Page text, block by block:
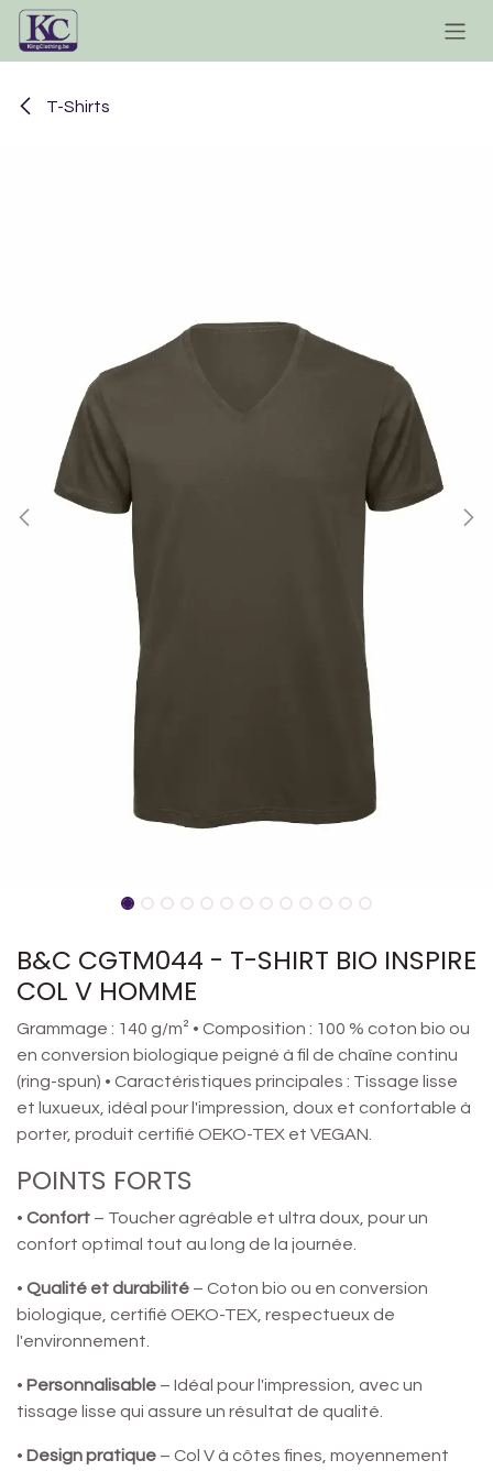
Se rendre au contenu
T-Shirts
B&C CGTM044 - T-SHIRT BIO INSPIRE
COL V HOMME
Grammage : 140 g/m² • Composition : 100 % coton bio ou
en conversion biologique peigné à fil de chaîne continu
(ring-spun) • Caractéristiques principales : Tissage lisse
et luxueux, idéal pour l'impression, doux et confortable à
porter, produit certifié OEKO-TEX et VEGAN.
POINTS FORTS
• Confort – Toucher agréable et ultra doux, pour un
confort optimal tout au long de la journée.
• Qualité et durabilité – Coton bio ou en conversion
biologique, certifié OEKO-TEX, respectueux de
l'environnement.
• Personnalisable – Idéal pour l'impression, avec un
tissage lisse qui assure un résultat de qualité.
• Design pratique – Col V à côtes fines, moyennement